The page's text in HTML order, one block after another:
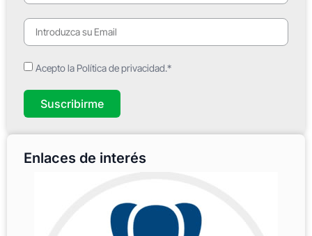
Acepto la Política de privacidad.*
Suscribirme
Enlaces de interés